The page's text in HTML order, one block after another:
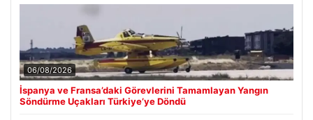
06/08/2026
İspanya ve Fransa’daki Görevlerini Tamamlayan Yangın
Söndürme Uçakları Türkiye’ye Döndü